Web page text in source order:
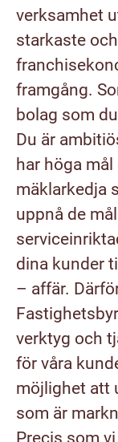
verksamhet
starkaste
framgång.
bolag som
Du är
har höga
mäklarkedja
uppnå de
dina kunder
– affär.
verktyg och
för våra
möjlighet att
som är
Precis som